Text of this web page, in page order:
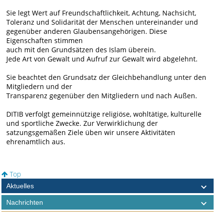
Sie legt Wert auf Freundschaftlichkeit, Achtung, Nachsicht,
Toleranz und Solidarität der Menschen untereinander und
gegenüber anderen Glaubensangehörigen. Diese
Eigenschaften stimmen
auch mit den Grundsätzen des Islam überein.
Jede Art von Gewalt und Aufruf zur Gewalt wird abgelehnt.
Sie beachtet den Grundsatz der Gleichbehandlung unter den
Mitgliedern und der
Transparenz gegenüber den Mitgliedern und nach Außen.
DITIB verfolgt gemeinnützige religiöse, wohltätige, kulturelle
und sportliche Zwecke. Zur Verwirklichung der
satzungsgemäßen Ziele üben wir unsere Aktivitäten
ehrenamtlich aus.
Top
Aktuelles
Nachrichten